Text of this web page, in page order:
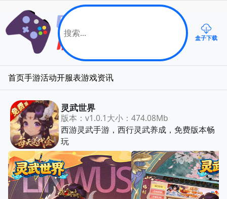
盒子下载
首页手游活动开服表游戏资讯
灵武世界
版本：v1.0.1大小：474.08Mb
西游灵武手游，西行灵武养成，免费版本畅
玩